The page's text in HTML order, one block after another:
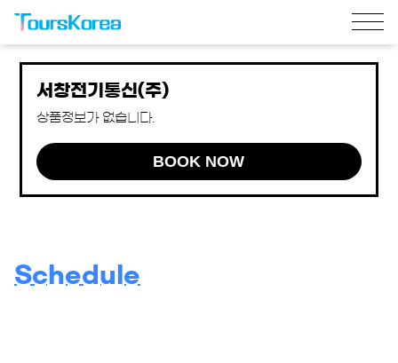
서창전기통신(주)
상품정보가 없습니다.
BOOK NOW
Schedule